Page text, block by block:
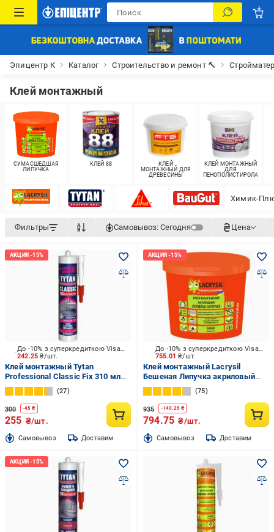
Эпицентр К Каталог Строительство и ремонт 🔨
Клей монтажный
СУМАСШЕДШАЯ
ЛИПУЧКА
КЛЕЙ 88
КЛЕЙ
МОНТАЖНЫЙ ДЛЯ
ДРЕВЕСИНЫ
КЛЕЙ МОНТАЖНЫЙ
ДЛЯ
ПЕНОПОЛИСТИРОЛА
Химик-
Фильтры Самовывоз: Сегодня Цена
242.25₴/шт.
До -10% з суперкредиткою Visa Вигода
Клей монтажный Tytan
Professional Classic Fix 310 мл
прозрачный
27
300 -45 ₴
255 ₴/шт.
Cамовывоз Доставим
755.01₴/шт.
До -10% з суперкредиткою Visa Вигода
Клей монтажный Lacrysil
Бешеная Липучка акриловый
белый 6 кг
75
935 -140.25₴
794.75 ₴/шт.
Cамовывоз Доставим